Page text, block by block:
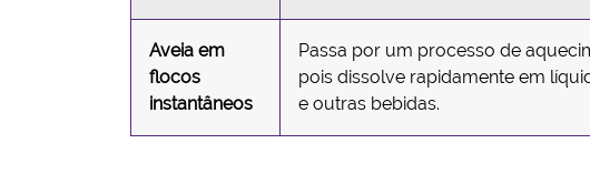
Aveia em
flocos
instantâneos
Passa por um processo de
pois dissolve rapidamente em
e outras bebidas.